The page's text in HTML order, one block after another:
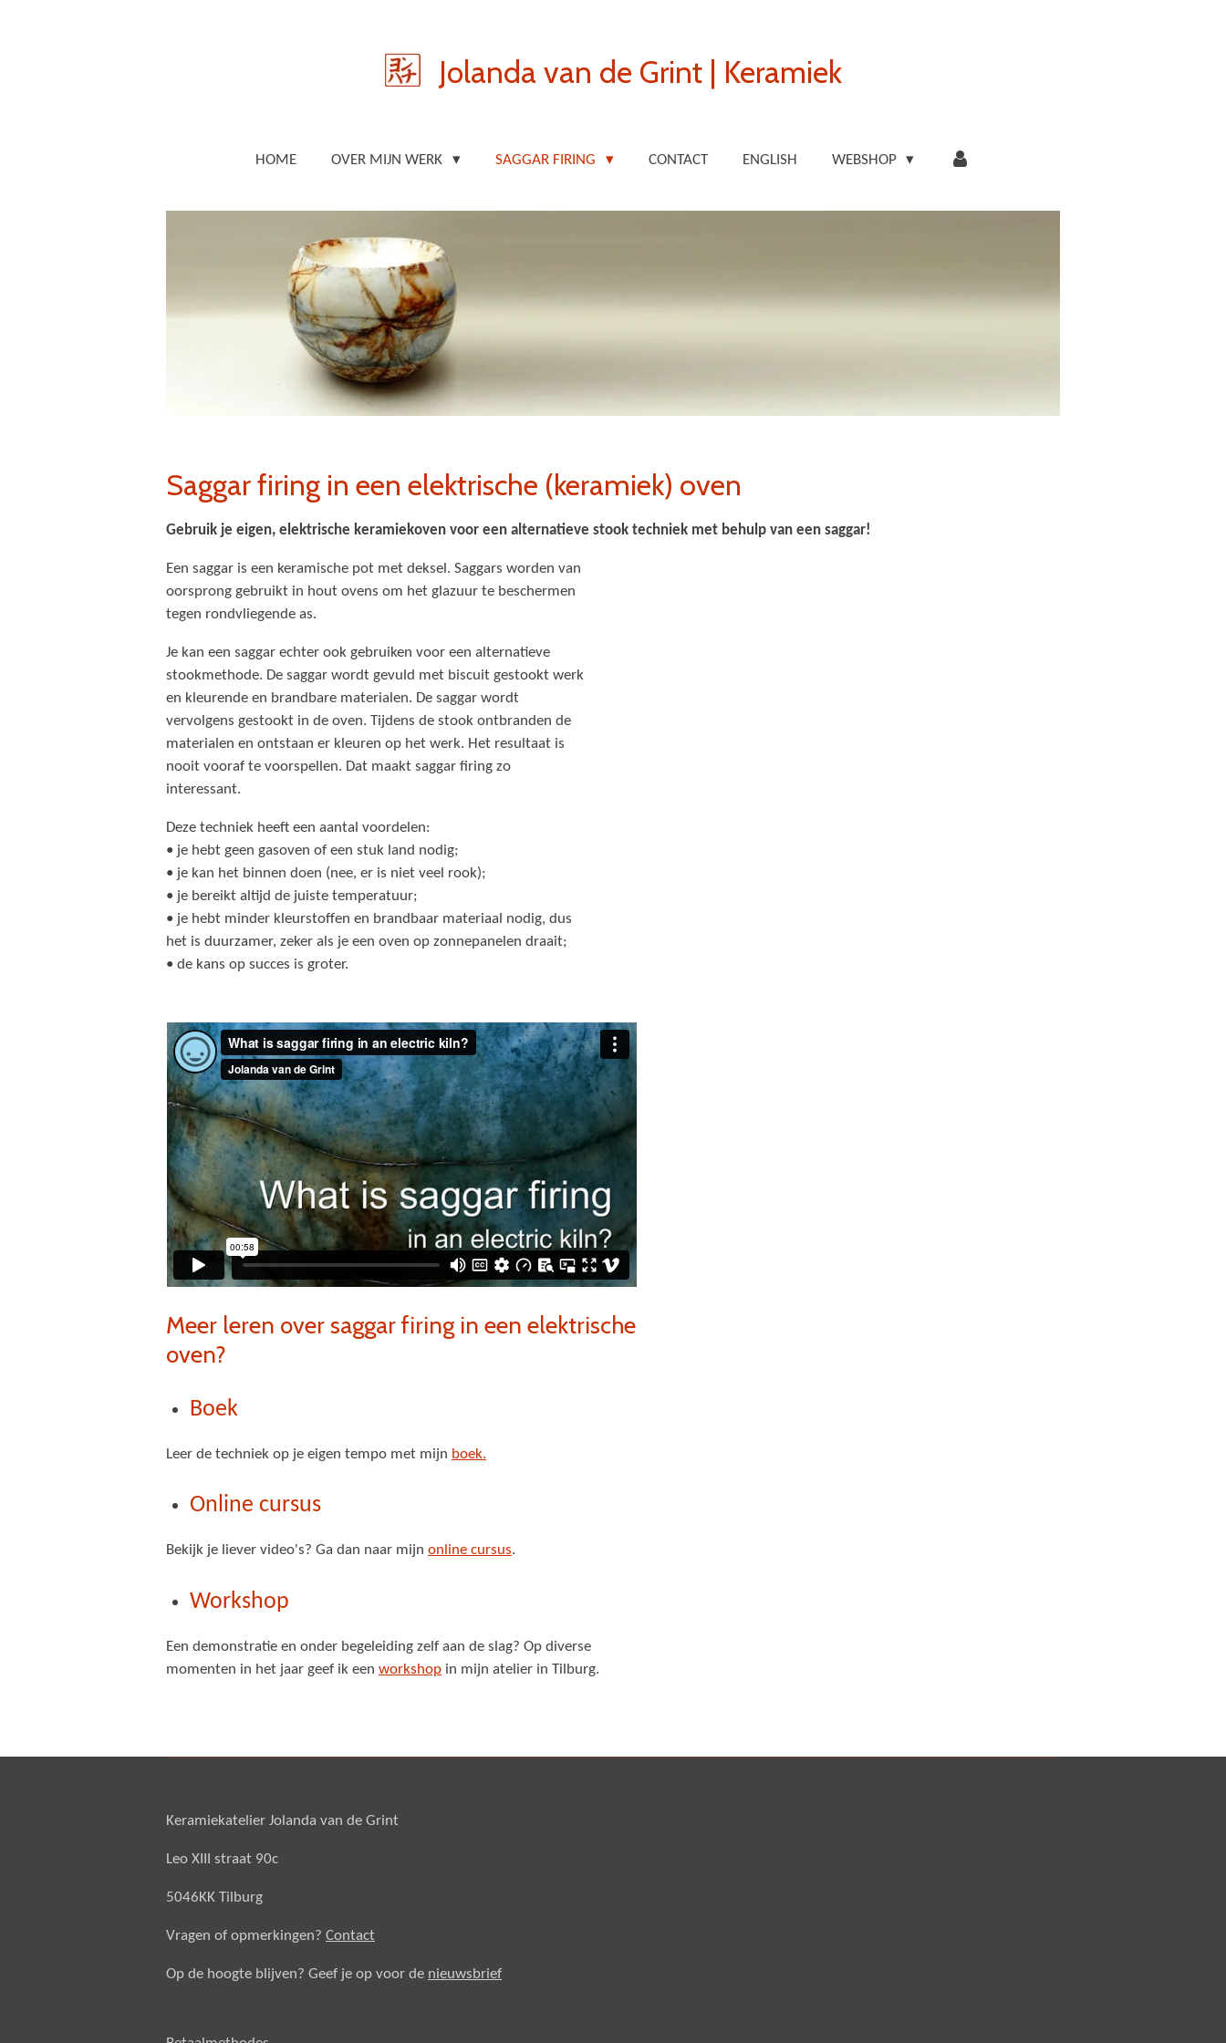
Jolanda van de Grint | Keramiek
HOME OVER MIJN WERK SAGGAR FIRING CONTACT ENGLISH WEBSHOP
Saggar firing in een elektrische (keramiek) oven
Gebruik je eigen, elektrische keramiekoven voor een alternatieve stook techniek met behulp van een saggar!
Een saggar is een keramische pot met deksel. Saggars worden van
oorsprong gebruikt in hout ovens om het glazuur te beschermen
tegen rondvliegende as.
Je kan een saggar echter ook gebruiken voor een alternatieve
stookmethode. De saggar wordt gevuld met biscuit gestookt werk
en kleurende en brandbare materialen. De saggar wordt
vervolgens gestookt in de oven. Tijdens de stook ontbranden de
materialen en ontstaan er kleuren op het werk. Het resultaat is
nooit vooraf te voorspellen. Dat maakt saggar firing zo
interessant.
Deze techniek heeft een aantal voordelen:
• je hebt geen gasoven of een stuk land nodig;
• je kan het binnen doen (nee, er is niet veel rook);
• je bereikt altijd de juiste temperatuur;
• je hebt minder kleurstoffen en brandbaar materiaal nodig, dus
het is duurzamer, zeker als je een oven op zonnepanelen draait;
• de kans op succes is groter.
Meer leren over saggar firing in een elektrische
oven?
Boek
Leer de techniek op je eigen tempo met mijn boek.
Online cursus
Bekijk je liever video's? Ga dan naar mijn online cursus.
Workshop
Een demonstratie en onder begeleiding zelf aan de slag? Op diverse
momenten in het jaar geef ik een workshop in mijn atelier in Tilburg.
Keramiekatelier Jolanda van de Grint
Leo XIII straat 90c
5046KK Tilburg
Vragen of opmerkingen? Contact
Op de hoogte blijven? Geef je op voor de nieuwsbrief